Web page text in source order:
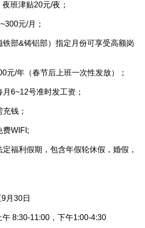
班津贴20元/夜；
元/月；
部&铸铝部）指定月份可享受高额岗
元/年（春节后上班一次性发放）；
6~12号准时发工资；
钱；
WIFI;
福利假期，包含年假轮休假，婚假，
月30日
8:30-11:00，下午1:00-4:30